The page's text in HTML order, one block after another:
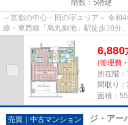
階数：5階建
～京都の中心・田の字エリア～ 令
線・東西線「烏丸御池」駅徒歩10分
「京都」駅へ乗車6分
6,880
(管理費
所在階
間取り
面積：
売買｜中古マンション ジ・アー